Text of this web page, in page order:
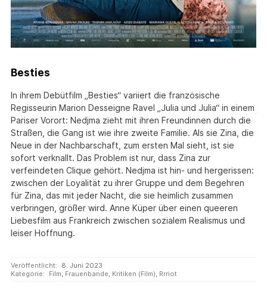
Besties
In ihrem Debütfilm „Besties“ variiert die französische
Regisseurin Marion Desseigne Ravel „Julia und Julia“ in einem
Pariser Vorort: Nedjma zieht mit ihren Freundinnen durch die
Straßen, die Gang ist wie ihre zweite Familie. Als sie Zina, die
Neue in der Nachbarschaft, zum ersten Mal sieht, ist sie
sofort verknallt. Das Problem ist nur, dass Zina zur
verfeindeten Clique gehört. Nedjma ist hin- und hergerissen:
zwischen der Loyalität zu ihrer Gruppe und dem Begehren
für Zina, das mit jeder Nacht, die sie heimlich zusammen
verbringen, größer wird. Anne Küper über einen queeren
Liebesfilm aus Frankreich zwischen sozialem Realismus und
leiser Hoffnung.
Veröffentlicht:
8. Juni 2023
Kategorie:
Film, Frauenbande, Kritiken (Film), Rrriot